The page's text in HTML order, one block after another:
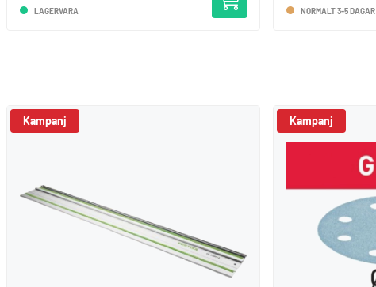
LAGERVARA NORMALT 3-5 DAGAR
Kampanj Kampanj